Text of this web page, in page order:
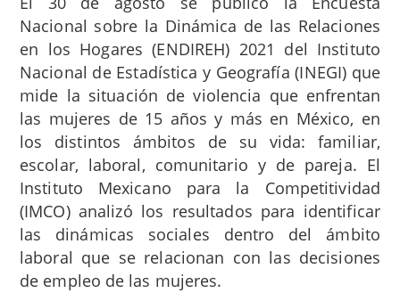
Nacional sobre la Dinámica de las Relaciones
en los Hogares (ENDIREH) 2021 del Instituto
Nacional de Estadística y Geografía (INEGI) que
mide la situación de violencia que enfrentan
las mujeres de 15 años y más en México, en
los distintos ámbitos de su vida: familiar,
escolar, laboral, comunitario y de pareja. El
Instituto Mexicano para la Competitividad
(IMCO) analizó los resultados para identificar
las dinámicas sociales dentro del ámbito
laboral que se relacionan con las decisiones
de empleo de las mujeres.